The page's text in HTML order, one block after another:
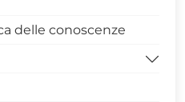
delle conoscenze